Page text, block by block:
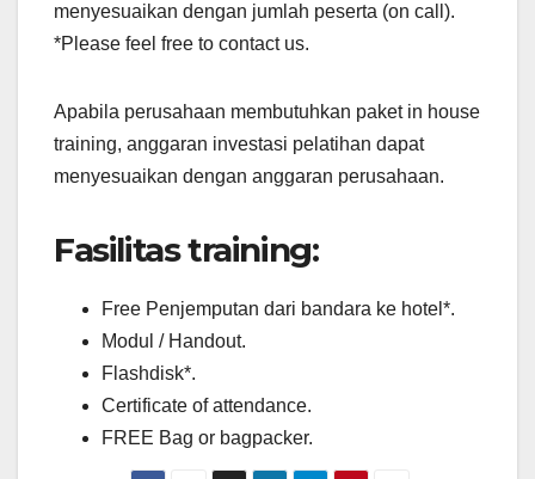
menyesuaikan dengan jumlah peserta (on call).
*Please feel free to contact us.
Apabila perusahaan membutuhkan paket in house
training, anggaran investasi pelatihan dapat
menyesuaikan dengan anggaran perusahaan.
Fasilitas training:
Free Penjemputan dari bandara ke hotel*.
Modul / Handout.
Flashdisk*.
Certificate of attendance.
FREE Bag or bagpacker.